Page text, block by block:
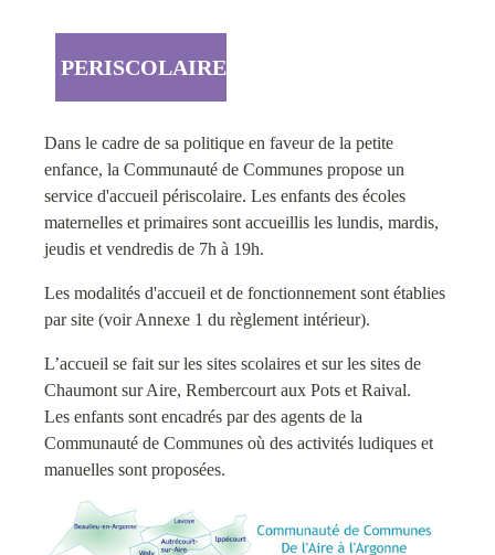
PERISCOLAIRE
Dans le cadre de sa politique en faveur de la petite
enfance, la Communauté de Communes propose un
service d'accueil périscolaire. Les enfants des écoles
maternelles et primaires sont accueillis les lundis, mardis,
jeudis et vendredis de 7h à 19h.
Les modalités d'accueil et de fonctionnement sont établies
par site (voir Annexe 1 du règlement intérieur).
L’accueil se fait sur les sites scolaires et sur les sites de
Chaumont sur Aire, Rembercourt aux Pots et Raival.
Les enfants sont encadrés par des agents de la
Communauté de Communes où des activités ludiques et
manuelles sont proposées.